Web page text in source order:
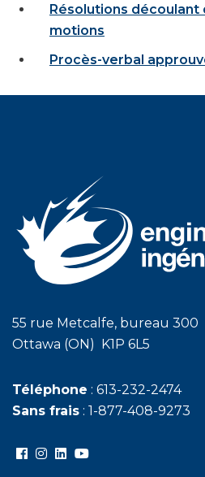
Résolutions découlant
motions
Procès-verbal
55 rue Metcalfe, bureau 300
Ottawa (ON) K1P 6L5
Téléphone : 613-232-2474
Sans frais : 1-877-408-9273